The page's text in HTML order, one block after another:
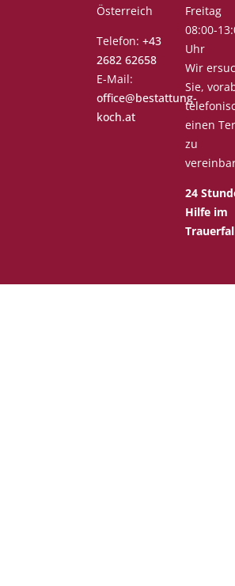
Österreich
Telefon: +43
2682 62658
E-Mail:
office@bestattung-
koch.at
Freitag
08:00-
Uhr
Wir
Sie,
einen
zu
24
Hilfe im